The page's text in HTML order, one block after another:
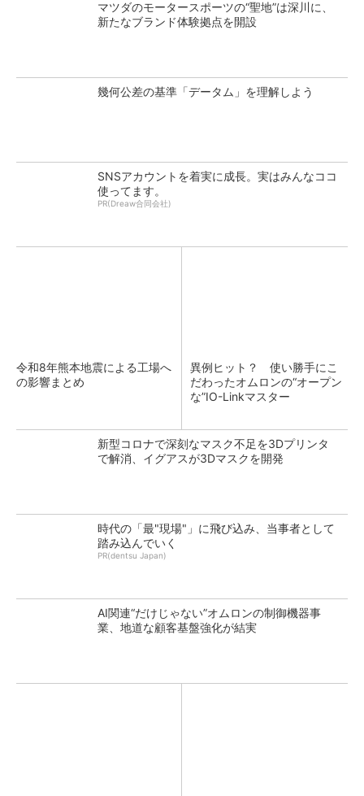
マツダのモータースポーツの“聖地”は深川に、
新たなブランド体験拠点を開設
幾何公差の基準「データム」を理解しよう
SNSアカウントを着実に成長。実はみんなココ
使ってます。
PR(Dreaw合同会社)
令和8年熊本地震による工場へ
の影響まとめ
異例ヒット？ 使い勝手にこ
だわったオムロンの“オープン
な”IO-Linkマスター
新型コロナで深刻なマスク不足を3Dプリンタ
で解消、イグアスが3Dマスクを開発
時代の「最"現場"」に飛び込み、当事者として
踏み込んでいく
PR(dentsu Japan)
AI関連“だけじゃない”オムロンの制御機器事
業、地道な顧客基盤強化が結実